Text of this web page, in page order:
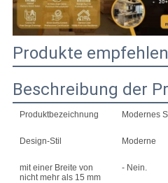
Produkte empfehlen
Beschreibung der
Produktbezeichnung Modernes
Design-Stil Moderne
mit einer Breite von
nicht mehr als 15 mm
- Nein.